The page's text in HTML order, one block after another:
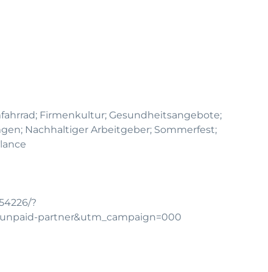
Firmenkultur; Gesundheitsangebote;
Nachhaltiger Arbeitgeber; Sommerfest;
?
partner&utm_campaign=000